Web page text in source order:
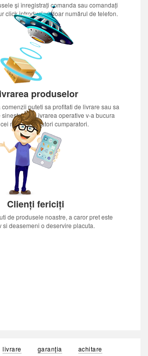
și înregistrați comanda sau comandați
click introducînd doar numărul de telefon.
produselor
puteti sa profitati de livrare sau sa
operative v-a bucura
mai nerabdatori cumparatori.
Clienți fericiți
de produsele noastre, a caror pret este
si deasemeni o deservire placuta.
livrare garanția
achitare